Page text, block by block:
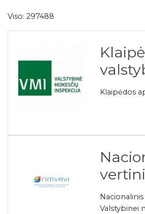
Viso: 297488
Klaipėdos
Valstybinei